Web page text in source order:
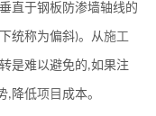
直于钢板防渗墙轴线的
统称为偏斜)。从施工
是难以避免的,如果注
, 降低项目 成本。